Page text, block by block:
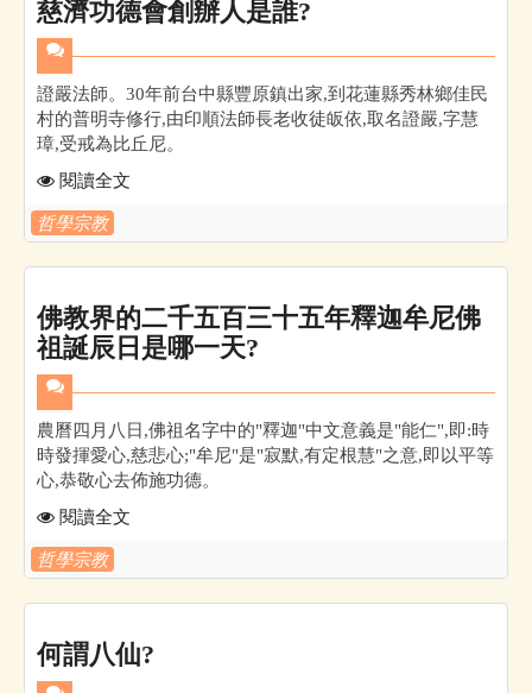
慈濟功德會創辦人是誰?
證嚴法師。30年前台中縣豐原鎮出家,到花蓮縣秀林鄉佳民
村的普明寺修行,由印順法師長老收徒皈依,取名證嚴,字慧
璋,受戒為比丘尼。
閱讀全文
哲學宗教
佛教界的二千五百三十五年釋迦牟尼佛
祖誕辰日是哪一天?
農曆四月八日,佛祖名字中的"釋迦"中文意義是"能仁",即:時
時發揮愛心,慈悲心;"牟尼"是"寂默,有定根慧"之意,即以平等
心,恭敬心去佈施功德。
閱讀全文
哲學宗教
何謂八仙?